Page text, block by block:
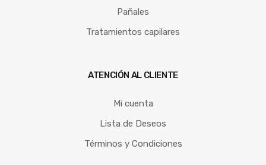
Pañales
Tratamientos capilares
ATENCIÓN AL CLIENTE
Mi cuenta
Lista de Deseos
Términos y Condiciones